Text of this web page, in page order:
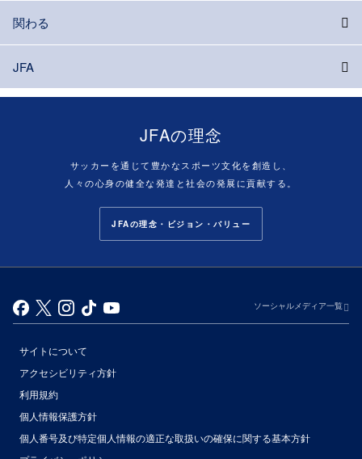
関わる
JFA
JFAの理念
サッカーを通じて豊かなスポーツ文化を創造し、
人々の心身の健全な発達と社会の発展に貢献する。
JFAの理念・ビジョン・バリュー
ソーシャルメディア一覧
サイトについて
アクセシビリティ方針
利用規約
個人情報保護方針
個人番号及び特定個人情報の適正な取扱いの確保に関する基本方針